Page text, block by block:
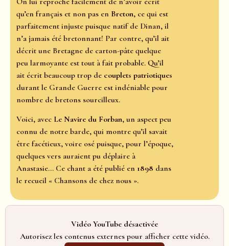
qu’en français et non pas en Breton, ce qui est
parfaitement injuste puisque natif de Dinan, il
n’a jamais été bretonnant! Par contre, qu’il ait
décrit une Bretagne de carton-pâte quelque
peu larmoyante est tout à fait probable. Qu’il
ait écrit beaucoup trop de couplets patriotiques
durant le Grande Guerre est indéniable pour
nombre de bretons sourcilleux.
Voici, avec Le Navire du Forban, un aspect peu
connu de notre barde, qui montre qu’il savait
être facétieux, voire osé puisque, pour l’époque,
quelques vers auraient pu déplaire à
Anastasie… Ce chant a été publié en 1898 dans
le recueil « Chansons de chez nous ».
Vidéo YouTube désactivée
Autorisez les contenus externes pour afficher cette vidéo.